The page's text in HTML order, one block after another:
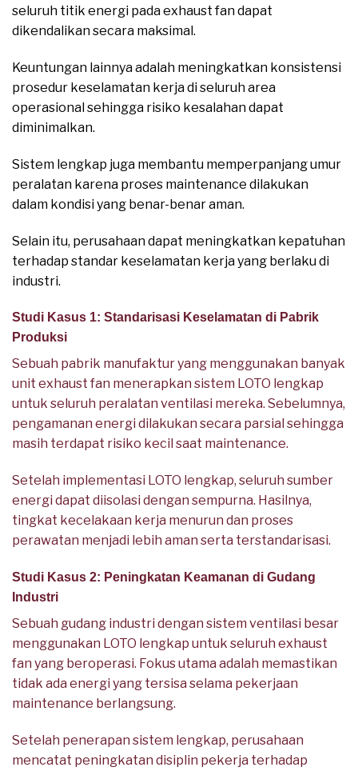
seluruh titik energi pada exhaust fan dapat
dikendalikan secara maksimal.
Keuntungan lainnya adalah meningkatkan konsistensi
prosedur keselamatan kerja di seluruh area
operasional sehingga risiko kesalahan dapat
diminimalkan.
Sistem lengkap juga membantu memperpanjang umur
peralatan karena proses maintenance dilakukan
dalam kondisi yang benar-benar aman.
Selain itu, perusahaan dapat meningkatkan kepatuhan
terhadap standar keselamatan kerja yang berlaku di
industri.
Studi Kasus 1: Standarisasi Keselamatan di Pabrik
Produksi
Sebuah pabrik manufaktur yang menggunakan banyak
unit exhaust fan menerapkan sistem LOTO lengkap
untuk seluruh peralatan ventilasi mereka. Sebelumnya,
pengamanan energi dilakukan secara parsial sehingga
masih terdapat risiko kecil saat maintenance.
Setelah implementasi LOTO lengkap, seluruh sumber
energi dapat diisolasi dengan sempurna. Hasilnya,
tingkat kecelakaan kerja menurun dan proses
perawatan menjadi lebih aman serta terstandarisasi.
Studi Kasus 2: Peningkatan Keamanan di Gudang
Industri
Sebuah gudang industri dengan sistem ventilasi besar
menggunakan LOTO lengkap untuk seluruh exhaust
fan yang beroperasi. Fokus utama adalah memastikan
tidak ada energi yang tersisa selama pekerjaan
maintenance berlangsung.
Setelah penerapan sistem lengkap, perusahaan
mencatat peningkatan disiplin pekerja terhadap